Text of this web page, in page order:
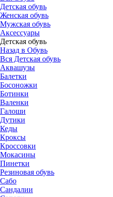
Детская обувь
Женская обувь
Мужская обувь
Аксессуары
Детская обувь
Назад в Обувь
Вся Детская обувь
Аквашузы
Балетки
Босоножки
Ботинки
Валенки
Галоши
Дутики
Кеды
Кроксы
Кроссовки
Мокасины
Пинетки
Резиновая обувь
Сабо
Сандалии